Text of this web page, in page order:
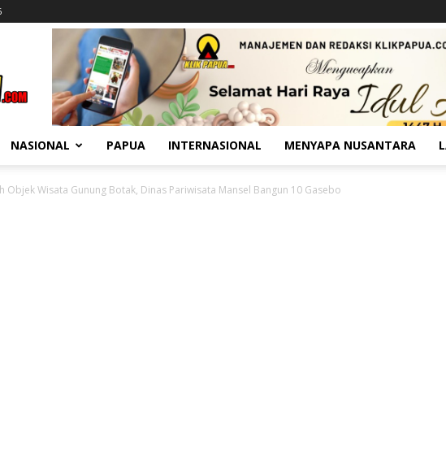
NASIONAL PAPUA INTERNASIONAL MENYAPA NUSANTARA
Objek Wisata Gunung Botak, Dinas Pariwisata Mansel Bangun 10 Gasebo